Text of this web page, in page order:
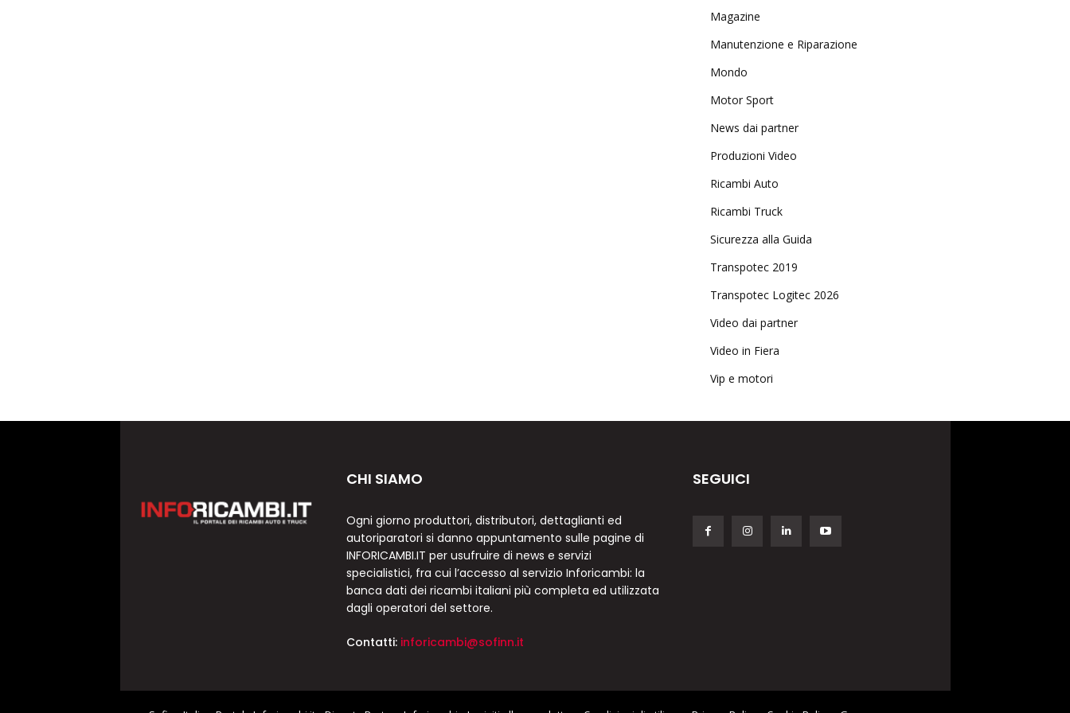
Magazine
Manutenzione e Riparazione
Mondo
Motor Sport
News dai partner
Produzioni Video
Ricambi Auto
Ricambi Truck
Sicurezza alla Guida
Transpotec 2019
Transpotec Logitec 2026
Video dai partner
Video in Fiera
Vip e motori
CHI SIAMO
Ogni giorno produttori, distributori, dettaglianti ed
autoriparatori si danno appuntamento sulle pagine di
INFORICAMBI.IT per usufruire di news e servizi
specialistici, fra cui l’accesso al servizio Inforicambi: la
banca dati dei ricambi italiani più completa ed utilizzata
dagli operatori del settore.
Contatti: inforicambi@sofinn.it
SEGUICI